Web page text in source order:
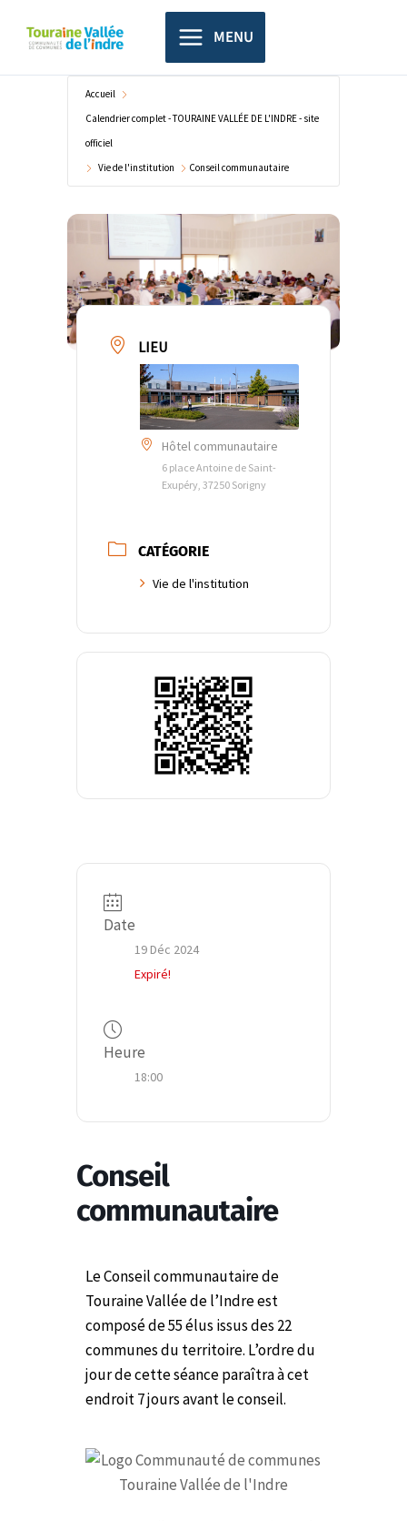
principal
MENU
Accueil
Calendrier complet - TOURAINE VALLÉE DE L'INDRE - site
officiel
Vie de l'institution
Conseil communautaire
LIEU
Hôtel communautaire
6 place Antoine de Saint-
Exupéry, 37250 Sorigny
CATÉGORIE
Vie de l'institution
Date
19 Déc 2024
Expiré!
Heure
18:00
Conseil
communautaire
Le Conseil communautaire de
Touraine Vallée de l’Indre est
composé de 55 élus issus des 22
communes du territoire. L’ordre du
jour de cette séance paraîtra à cet
endroit 7 jours avant le conseil.